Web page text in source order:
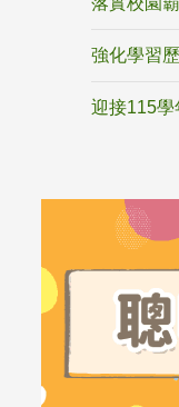
強化學習
迎接115學